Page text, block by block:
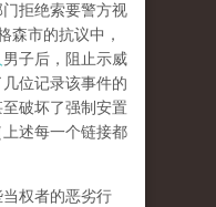
门拒绝索要警方视
森市的抗议中，
男子后，阻止示威
位记录该事件的
破坏了强制安置
述每一个链接都
权者的恶劣行